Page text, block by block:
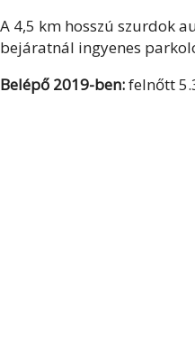
A 4,5 km hosszú szurdok
bejáratnál ingyenes
Belépő 2019-ben:felnőtt